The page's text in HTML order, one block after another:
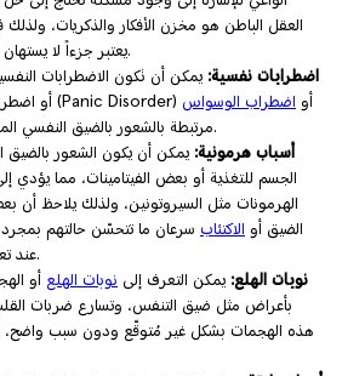
العقل الباطن هو مخزن الأفكار والذكريات،
يعتبر جزءاً لا يستهان به من الصحة النفسية.
اضطرابات نفسية: يمكن أن تكون الاضطرابات
العام (GAD) أو اضطراب الهلع (Panic Disorder) أو
اضطراب الوسواس
(OCD) مرتبطة بالشعور بالضيق النفسي المفاجئ.
أسباب هرمونية: يمكن أن يكون الشعور بالضيق
الجسم للتغذية أو بعض الفيتامينات، مما يؤدي
الهرمونات مثل السيروتونين، ولذلك يلاحظ أن
الضيق أو
الاكتئاب سرعان ما تتحسّن حالتهم بمجرد
عند تعرضهم لأشعة الشمس.
نوبات الهلع: يمكن التعرف إلى نوبات الهلع أو
بأعراض مثل ضيق التنفس، وتسارع ضربات
هذه الهجمات بشكل غير مُتوقّع ودون سبب واضح،